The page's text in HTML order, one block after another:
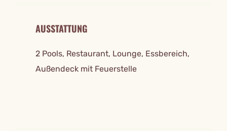
AUSSTATTUNG
2 Pools, Restaurant, Lounge, Essbereich,
Außendeck mit Feuerstelle